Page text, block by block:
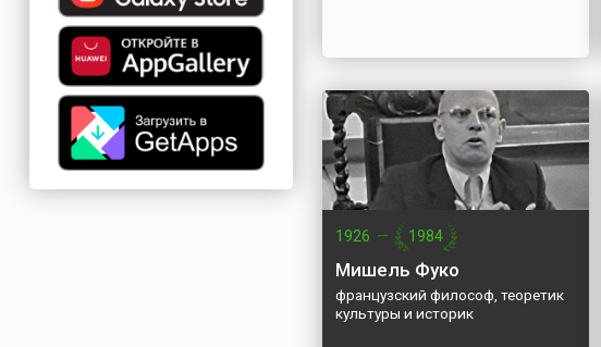
1926 — 1984
Мишель Фуко
французский философ, теоретик
культуры и историк